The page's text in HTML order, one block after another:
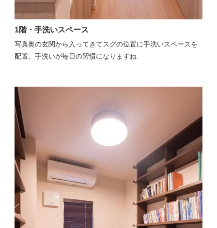
1階・手洗いスペース
写真奥の玄関から入ってきてスグの位置に手洗いスペースを
配置。手洗いが毎日の習慣になりますね